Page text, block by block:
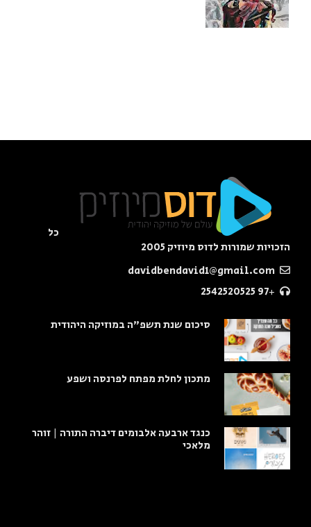
כל
הזכויות שמורות לדוס מיוזיק 2005
+97 2542520525
סיכום שנת תשפ"ה במוזיקה היהודית
מתכון לחלת מפתח לפרנסה ושפע
כנגד ארבעה אלבומים דיברה התורה | זוהר
מלאכי